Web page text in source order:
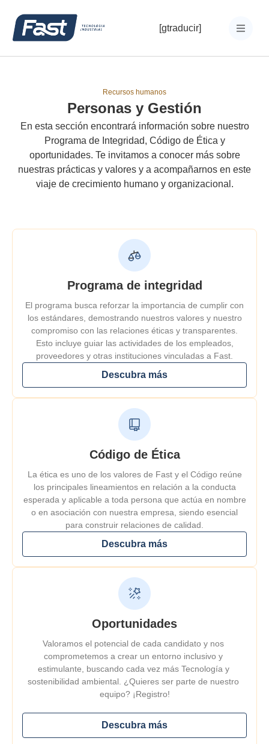
[gtraducir]
Recursos humanos
Personas y Gestión
En esta sección encontrará información sobre nuestro
Programa de Integridad, Código de Ética y
oportunidades. Te invitamos a conocer más sobre
nuestras prácticas y valores y a acompañarnos en este
viaje de crecimiento humano y organizacional.
Programa de integridad
El programa busca reforzar la importancia de cumplir con
los estándares, demostrando nuestros valores y nuestro
compromiso con las relaciones éticas y transparentes.
Esto incluye guiar las actividades de los empleados,
proveedores y otras instituciones vinculadas a Fast.
Descubra más
Código de Ética
La ética es uno de los valores de Fast y el Código reúne
los principales lineamientos en relación a la conducta
esperada y aplicable a toda persona que actúa en nombre
o en asociación con nuestra empresa, siendo esencial
para construir relaciones de calidad.
Descubra más
Oportunidades
Valoramos el potencial de cada candidato y nos
comprometemos a crear un entorno inclusivo y
estimulante, buscando cada vez más Tecnología y
sostenibilidad ambiental. ¿Quieres ser parte de nuestro
equipo? ¡Registro!
Descubra más